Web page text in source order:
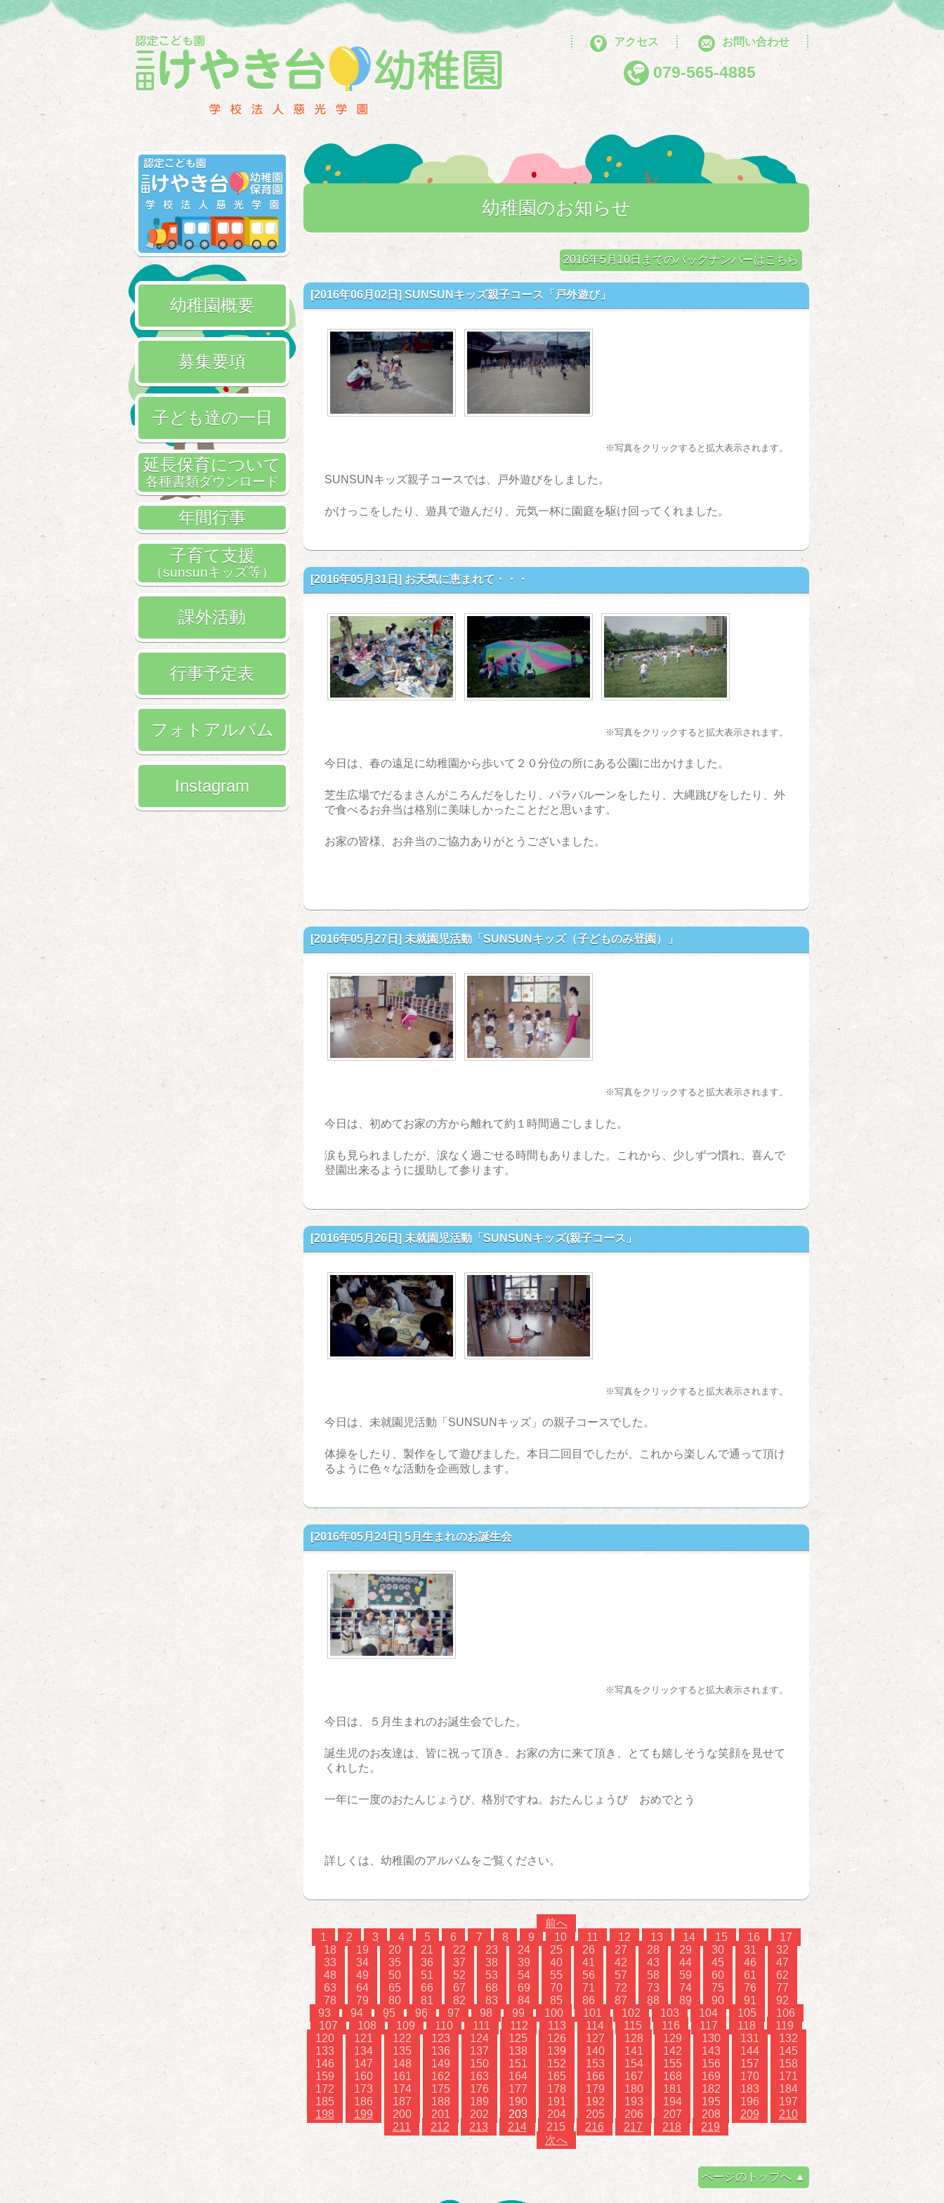
アクセス お問い合わせ
079-565-4885
幼稚園概要
募集要項
子ども達の一日
延長保育について
各種書類ダウンロード
年間行事
子育て支援
（sunsunキッズ等）
課外活動
行事予定表
フォトアルバム
Instagram
幼稚園のお知らせ
2016年5月10日までのバックナンバーはこちら
[2016年06月02日] SUNSUNキッズ親子コース「戸外遊び」
※写真をクリックすると拡大表示されます。
SUNSUNキッズ親子コースでは、戸外遊びをしました。
かけっこをしたり、遊具で遊んだり、元気一杯に園庭を駆け回ってくれました。
[2016年05月31日] お天気に恵まれて・・・
※写真をクリックすると拡大表示されます。
今日は、春の遠足に幼稚園から歩いて２０分位の所にある公園に出かけました。
芝生広場でだるまさんがころんだをしたり、パラバルーンをしたり、大縄跳びをしたり、外
で食べるお弁当は格別に美味しかったことだと思います。
お家の皆様、お弁当のご協力ありがとうございました。
[2016年05月27日] 未就園児活動「SUNSUNキッズ（子どものみ登園）」
※写真をクリックすると拡大表示されます。
今日は、初めてお家の方から離れて約１時間過ごしました。
涙も見られましたが、涙なく過ごせる時間もありました。これから、少しずつ慣れ、喜んで
登園出来るように援助して参ります。
[2016年05月26日] 未就園児活動「SUNSUNキッズ(親子コース」
※写真をクリックすると拡大表示されます。
今日は、未就園児活動「SUNSUNキッズ」の親子コースでした。
体操をしたり、製作をして遊びました。本日二回目でしたが、これから楽しんで通って頂け
るように色々な活動を企画致します。
[2016年05月24日] 5月生まれのお誕生会
※写真をクリックすると拡大表示されます。
今日は、５月生まれのお誕生会でした。
誕生児のお友達は、皆に祝って頂き、お家の方に来て頂き、とても嬉しそうな笑顔を見せて
くれした。
一年に一度のおたんじょうび、格別ですね。おたんじょうび おめでとう
詳しくは、幼稚園のアルバムをご覧ください。
前へ
1
2 3 4 5 6 7 8 9 10 11 12 13 14 15 16
17
18
19 20 21 22 23 24 25 26 27 28 29 30 31
32
33
34 35 36 37 38 39 40 41 42 43 44 45 46
47
48
49 50 51 52 53 54 55 56 57 58 59 60 61
62
63
64 65 66 67 68 69 70 71 72 73 74 75 76
77
78
79 80 81 82 83 84 85 86 87 88 89 90 91
92
93
94 95 96 97 98 99 100 101 102 103 104 105
106
107
108 109 110 111 112 113 114 115 116 117 118
119
120
121 122 123 124 125 126 127 128 129 130 131
132
133
134 135 136 137 138 139 140 141 142 143 144
145
146
147 148 149 150 151 152 153 154 155 156 157
158
159
160 161 162 163 164 165 166 167 168 169 170
171
172
173 174 175 176 177 178 179 180 181 182 183
184
185
186 187 188 189 190 191 192 193 194 195 196
197
198
199 200 201 202 203 204 205 206 207 208 209
210
211
212 213 214 215 216 217 218
219
次へ
ページのトップへ ▲